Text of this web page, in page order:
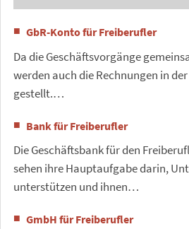
GbR-Konto für Freiberufler
Da die Geschäftsvorgänge
werden auch die Rechnungen in
gestellt.…
Bank für Freiberufler
Die Geschäftsbank für den
sehen ihre Hauptaufgabe darin,
unterstützen und ihnen…
GmbH für Freiberufler